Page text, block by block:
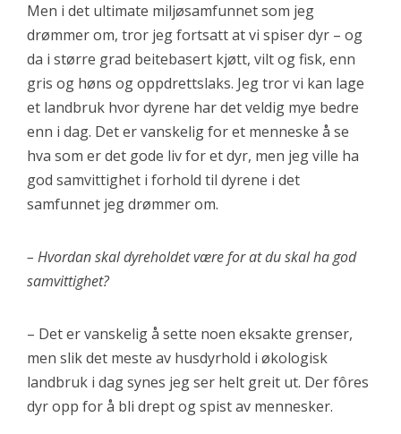
Men i det ultimate miljøsamfunnet som jeg
drømmer om, tror jeg fortsatt at vi spiser dyr – og
da i større grad beitebasert kjøtt, vilt og fisk, enn
gris og høns og oppdrettslaks. Jeg tror vi kan lage
et landbruk hvor dyrene har det veldig mye bedre
enn i dag. Det er vanskelig for et menneske å se
hva som er det gode liv for et dyr, men jeg ville ha
god samvittighet i forhold til dyrene i det
samfunnet jeg drømmer om.
– Hvordan skal dyreholdet være for at du skal ha god
samvittighet?
– Det er vanskelig å sette noen eksakte grenser,
men slik det meste av husdyrhold i økologisk
landbruk i dag synes jeg ser helt greit ut. Der fôres
dyr opp for å bli drept og spist av mennesker.